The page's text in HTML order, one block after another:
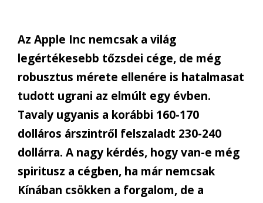
Az Apple Inc nemcsak a világ
legértékesebb tőzsdei cége, de még
robusztus mérete ellenére is hatalmasat
tudott ugrani az elmúlt egy évben.
Tavaly ugyanis a korábbi 160-170
dolláros árszintről felszaladt 230-240
dollárra. A nagy kérdés, hogy van-e még
spiritusz a cégben, ha már nemcsak
Kínában csökken a forgalom, de a